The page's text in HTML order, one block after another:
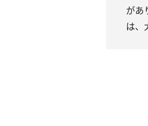
があ
は、